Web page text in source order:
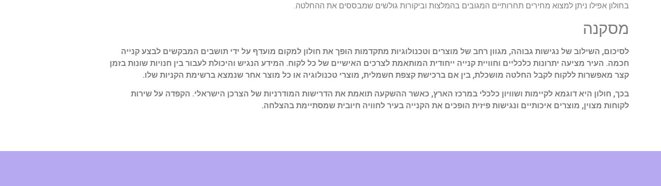
בחולון אפילו ניתן למצוא מחירים תחרותיים המגובים בהמלצות וביקורות גולשים שמבססים את ההחלטה.
מסקנה
לסיכום, השילוב של נגישות גבוהה, מגוון רחב של מוצרים וטכנולוגיות מתקדמות הופך את חולון למקום מועדף על ידי תושבים המבקשים לבצע קנייה
חכמה. העיר מציעה יתרונות כלכליים וחוויית קנייה ייחודית המותאמת לצרכים האישיים של כל לקוח. המידע הנגיש והיכולת לעבור בין חנויות שונות בזמן
קצר מאפשרות ללקוח לקבל החלטה מושכלת, בין אם ברכישת קצפת חשמלית, מוצרי טכנולוגיה או כל מוצר אחר שנמצא ברשימת הקניות שלו.
בכך, חולון היא דוגמא לקיימות ושוויון כלכלי במרכז הארץ, כאשר ההשקעה תואמת את הדרישות המודרניות של הצרכן הישראלי. הקפדה על שירות
לקוחות מצוין, מוצרים איכותיים ונגישות פיזית הופכים את הקנייה בעיר לחוויה חיובית שמסתיימת בהצלחה.